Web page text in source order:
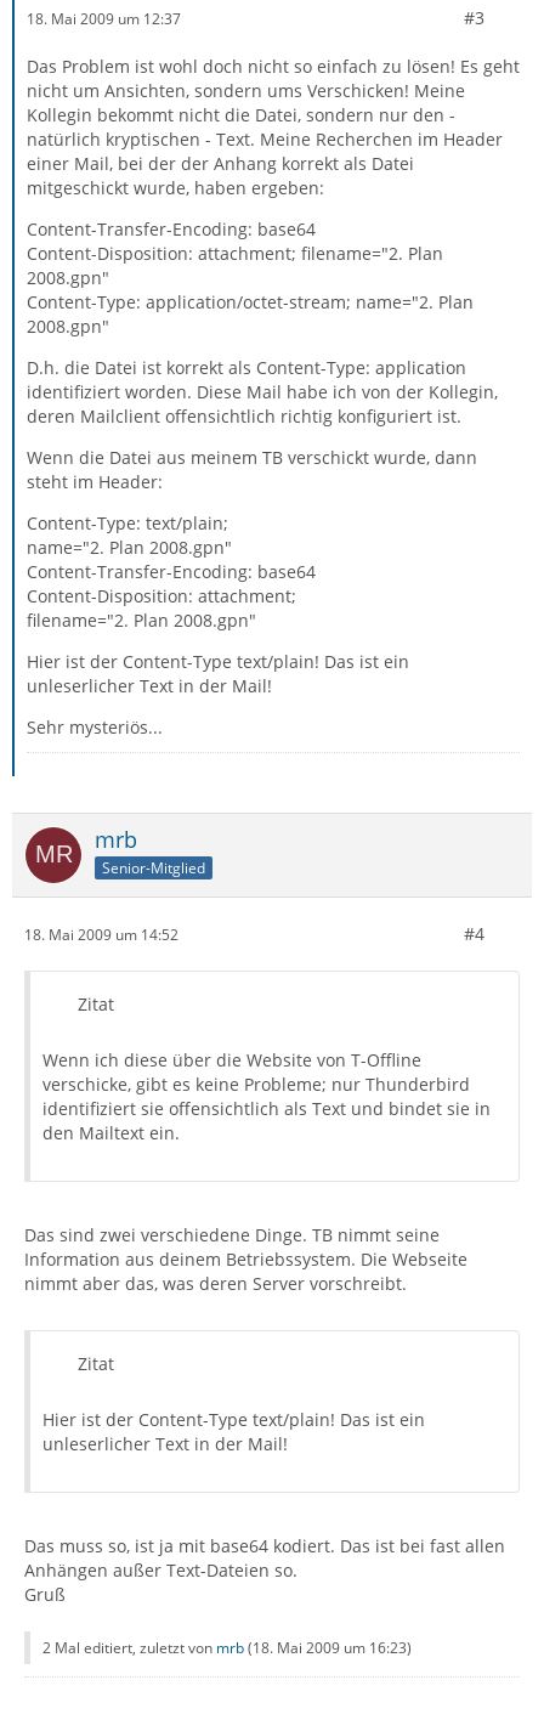
18. Mai 2009 um 12:37 #3
Das Problem ist wohl doch nicht so einfach zu lösen! Es geht
nicht um Ansichten, sondern ums Verschicken! Meine
Kollegin bekommt nicht die Datei, sondern nur den -
natürlich kryptischen - Text. Meine Recherchen im Header
einer Mail, bei der der Anhang korrekt als Datei
mitgeschickt wurde, haben ergeben:
Content-Transfer-Encoding: base64
Content-Disposition: attachment; filename="2. Plan
2008.gpn"
Content-Type: application/octet-stream; name="2. Plan
2008.gpn"
D.h. die Datei ist korrekt als Content-Type: application
identifiziert worden. Diese Mail habe ich von der Kollegin,
deren Mailclient offensichtlich richtig konfiguriert ist.
Wenn die Datei aus meinem TB verschickt wurde, dann
steht im Header:
Content-Type: text/plain;
name="2. Plan 2008.gpn"
Content-Transfer-Encoding: base64
Content-Disposition: attachment;
filename="2. Plan 2008.gpn"
Hier ist der Content-Type text/plain! Das ist ein
unleserlicher Text in der Mail!
Sehr mysteriös...
mrb
Senior-Mitglied
18. Mai 2009 um 14:52 #4
Zitat
Wenn ich diese über die Website von T-Offline
verschicke, gibt es keine Probleme; nur Thunderbird
identifiziert sie offensichtlich als Text und bindet sie in
den Mailtext ein.
Das sind zwei verschiedene Dinge. TB nimmt seine
Information aus deinem Betriebssystem. Die Webseite
nimmt aber das, was deren Server vorschreibt.
Zitat
Hier ist der Content-Type text/plain! Das ist ein
unleserlicher Text in der Mail!
Das muss so, ist ja mit base64 kodiert. Das ist bei fast allen
Anhängen außer Text-Dateien so.
Gruß
2 Mal editiert, zuletzt von mrb(18. Mai 2009 um 16:23)